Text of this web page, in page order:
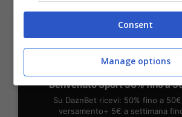
DAZNBet
Benvenuto Sport 50% fino a
Su DaznBet ricevi: 50% fino a
versamento+ 5€ a settimana
Consent
Manage options